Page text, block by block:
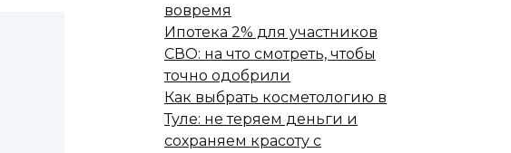
вовремя
Ипотека 2% для участников
СВО: на что смотреть, чтобы
точно одобрили
Как выбрать косметологию в
Туле: не теряем деньги и
сохраняем красоту с